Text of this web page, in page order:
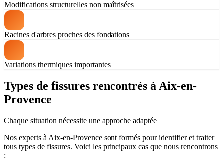
Modifications structurelles non maîtrisées
Racines d'arbres proches des fondations
Variations thermiques importantes
Types de fissures rencontrés à Aix-en-
Provence
Chaque situation nécessite une approche adaptée
Nos experts à Aix-en-Provence sont formés pour identifier et traiter
tous types de fissures. Voici les principaux cas que nous rencontrons
: